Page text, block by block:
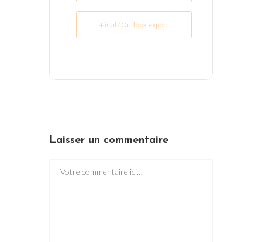
+ iCal / Outlook export
Laisser un commentaire